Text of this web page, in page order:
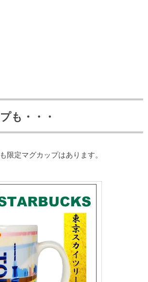
も・・・
限定マグカップはあります。